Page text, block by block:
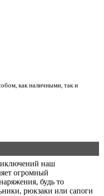
как наличными, так и
наш
огромный
будь то
рюкзаки или сапоги